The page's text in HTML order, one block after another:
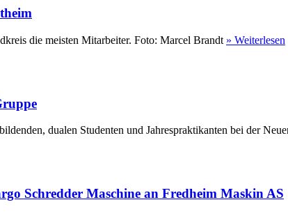
die meisten Mitarbeiter. Foto: Marcel Brandt » Weiterlesen
dualen Studenten und Jahrespraktikanten bei der
Schredder Maschine an Fredheim Maskin AS